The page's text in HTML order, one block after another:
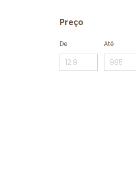
Preço
De Até